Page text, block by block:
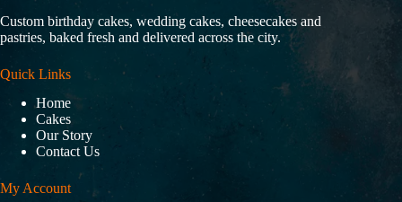
Custom birthday cakes, wedding cakes, cheesecakes and
pastries, baked fresh and delivered across the city.
Quick Links
Home
Cakes
Our Story
Contact Us
My Account